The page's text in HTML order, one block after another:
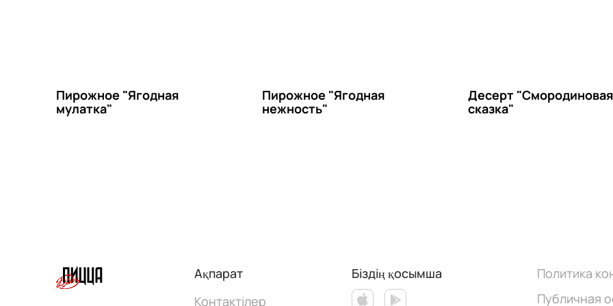
Пирожное "Ягодная
мулатка"
Пирожное "Ягодная
нежность"
Десерт "Смородиновая
сказка"
Ақпарат
Контактілер
Біздің қосымша
Политика
Публичная